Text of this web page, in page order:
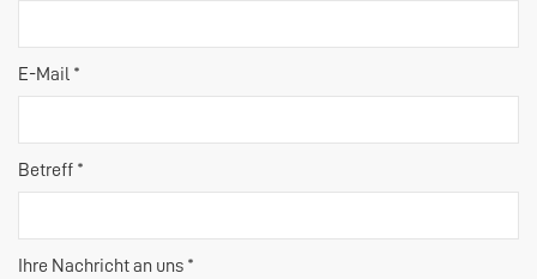
E-Mail *
Betreff *
Ihre Nachricht an uns *